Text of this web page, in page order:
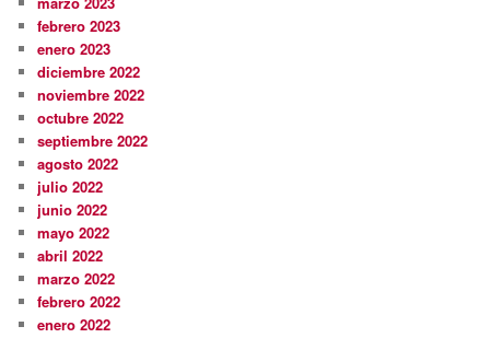
febrero 2023
enero 2023
diciembre 2022
noviembre 2022
octubre 2022
septiembre 2022
agosto 2022
julio 2022
junio 2022
mayo 2022
abril 2022
marzo 2022
febrero 2022
enero 2022